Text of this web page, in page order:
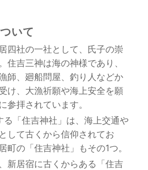
いて
四社の一社として、氏子の崇
住吉三神は海の神様であり、
師、廻船問屋、釣り人などか
け、大漁祈願や海上安全を願
参拝されています。
る「住吉神社」は、海上交通や
して古くから信仰されてお
町の「住吉神社」もその1つ。
新居宿に古くからある「住吉